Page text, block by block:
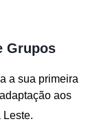
Grupos
a sua primeira
aos
Leste.